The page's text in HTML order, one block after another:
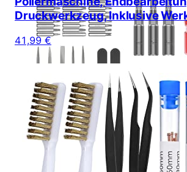
Druckwerkzeug, Inklusive
41,99 €